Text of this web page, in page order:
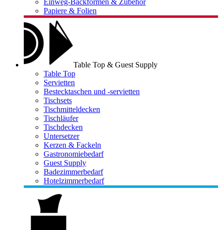
Einweg-Backformen & Zubehör
Papiere & Folien
Table Top & Guest Supply
Table Top
Servietten
Bestecktaschen und -servietten
Tischsets
Tischmitteldecken
Tischläufer
Tischdecken
Untersetzer
Kerzen & Fackeln
Gastronomiebedarf
Guest Supply
Badezimmerbedarf
Hotelzimmerbedarf